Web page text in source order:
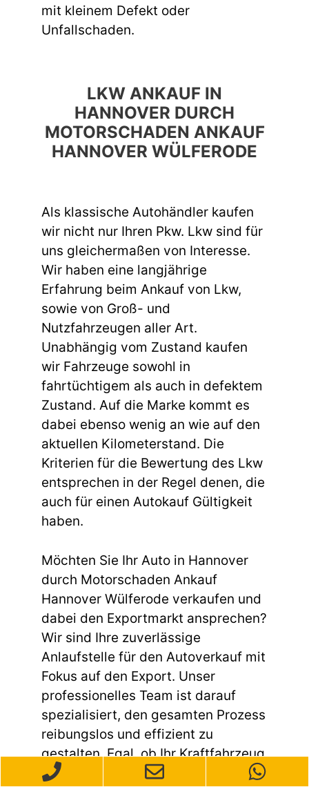
mit kleinem Defekt oder
Unfallschaden.
LKW ANKAUF IN
HANNOVER DURCH
MOTORSCHADEN ANKAUF
HANNOVER WÜLFERODE
Als klassische Autohändler kaufen
wir nicht nur Ihren Pkw. Lkw sind für
uns gleichermaßen von Interesse.
Wir haben eine langjährige
Erfahrung beim Ankauf von Lkw,
sowie von Groß- und
Nutzfahrzeugen aller Art.
Unabhängig vom Zustand kaufen
wir Fahrzeuge sowohl in
fahrtüchtigem als auch in defektem
Zustand. Auf die Marke kommt es
dabei ebenso wenig an wie auf den
aktuellen Kilometerstand. Die
Kriterien für die Bewertung des Lkw
entsprechen in der Regel denen, die
auch für einen Autokauf Gültigkeit
haben.
Möchten Sie Ihr Auto in Hannover
durch Motorschaden Ankauf
Hannover Wülferode verkaufen und
dabei den Exportmarkt ansprechen?
Wir sind Ihre zuverlässige
Anlaufstelle für den Autoverkauf mit
Fokus auf den Export. Unser
professionelles Team ist darauf
spezialisiert, den gesamten Prozess
reibungslos und effizient zu
gestalten. Egal, ob Ihr Kraftfahrzeug
gebraucht ist, einen Unfallschaden